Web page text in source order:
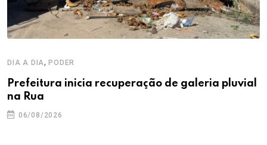
DIA A DIA,PODER
Prefeitura inicia recuperação de galeria pluvial
na Rua
06/08/2026